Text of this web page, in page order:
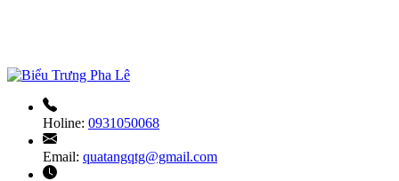
Holine: 0931050068
Email: quatangqtg@gmail.com